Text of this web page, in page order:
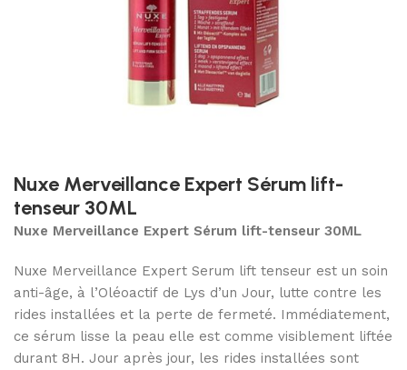
Nuxe Merveillance Expert Sérum lift-
tenseur 30ML
Nuxe Merveillance Expert Sérum lift-tenseur 30ML
Nuxe Merveillance Expert Serum lift tenseur est un soin
anti-âge, à l’Oléoactif de Lys d’un Jour, lutte contre les
rides installées et la perte de fermeté. Immédiatement,
ce sérum lisse la peau elle est comme visiblement liftée
durant 8H. Jour après jour, les rides installées sont